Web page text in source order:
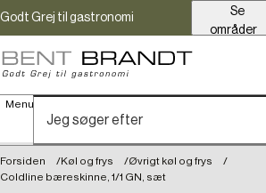
Godt Grej til gastronomi
områder
Menu
Forsiden Køl og frys
Øvrigt køl og frys
Coldline bæreskinne, 1/1 GN, sæt